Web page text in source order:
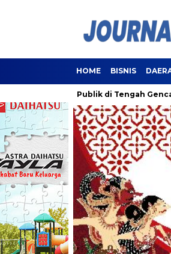
HOME BISNIS
Publik di Tengah Gencarnya